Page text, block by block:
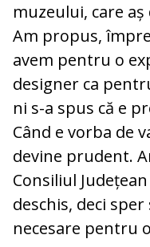
muzeului, care
Am propus,
avem pentru o
designer ca
ni s-a spus că e
Când e vorba de
devine prudent.
Consiliul
deschis, deci
necesare pentru